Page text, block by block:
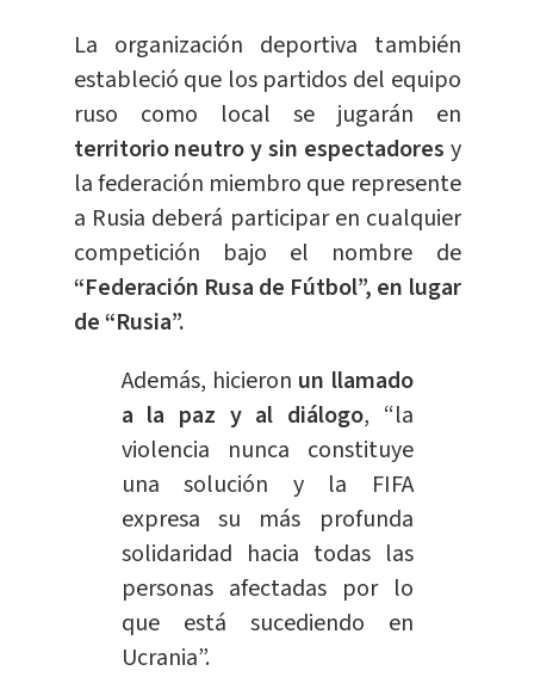
La organización deportiva también
estableció que los partidos del equipo
ruso como local se jugarán en
territorio neutro y sin espectadores y
la federación miembro que represente
a Rusia deberá participar en cualquier
competición bajo el nombre de
“Federación Rusa de Fútbol”, en lugar
de “Rusia”.
Además, hicieron un llamado
a la paz y al diálogo, “la
violencia nunca constituye
una solución y la FIFA
expresa su más profunda
solidaridad hacia todas las
personas afectadas por lo
que está sucediendo en
Ucrania”.